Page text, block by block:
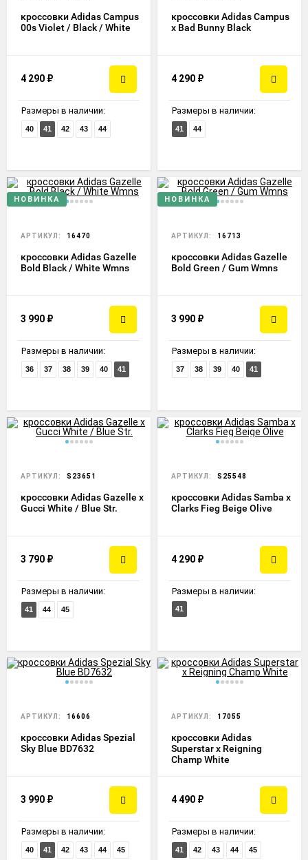
кроссовки Adidas Campus
00s Violet / Black / White
4 290 ₽
Размеры в наличии:
40 41 42 43 44
кроссовки Adidas Campus
x Bad Bunny Black
4 290 ₽
Размеры в наличии:
41 44
НОВИНКА
АРТИКУЛ: 16470
кроссовки Adidas Gazelle
Bold Black / White Wmns
3 990 ₽
Размеры в наличии:
36 37 38 39 40 41
НОВИНКА
АРТИКУЛ: 16713
кроссовки Adidas Gazelle
Bold Green / Gum Wmns
3 990 ₽
Размеры в наличии:
37 38 39 40 41
АРТИКУЛ: S23651
кроссовки Adidas Gazelle x
Gucci White / Blue Str.
3 790 ₽
Размеры в наличии:
41 44 45
АРТИКУЛ: S25548
кроссовки Adidas Samba x
Clarks Fieg Beige Olive
4 290 ₽
Размеры в наличии:
41
АРТИКУЛ: 16606
кроссовки Adidas Spezial
Sky Blue BD7632
3 990 ₽
Размеры в наличии:
40 41 42 43 44 45
АРТИКУЛ: 17055
кроссовки Adidas
Superstar x Reigning
Champ White
4 490 ₽
Размеры в наличии:
41 42 43 44 45